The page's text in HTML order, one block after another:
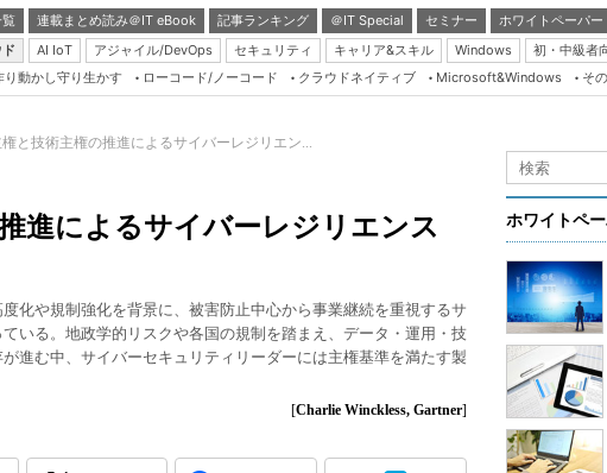
連載まとめ読み＠IT eBook 記事ランキング ＠IT Special セミナー
ホワイトペーパー
AI IoT アジャイル/DevOps セキュリティ キャリア&スキル Windows 初・中級者
Server & Storage
Java Agile
Database Expert
Linux ＆ OSS
Master of IP Network
Security & Trust
り動かし守り生かす ローコード/ノーコード クラウドネイティブ Microsoft&Windows そ
と技術主権の推進によるサイバーレジリエン...
進によるサイバーレジリエンス
化や規制強化を背景に、被害防止中心から事業継続を重視するサ
いる。地政学的リスクや各国の規制を踏まえ、データ・運用・技
進む中、サイバーセキュリティリーダーには主権基準を満たす製
[Charlie Winckless, Gartner]
ホワイトペ